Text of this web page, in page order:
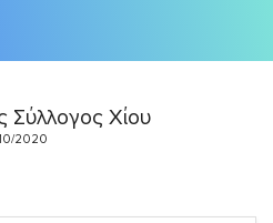
Σύλλογος Χίου
2020